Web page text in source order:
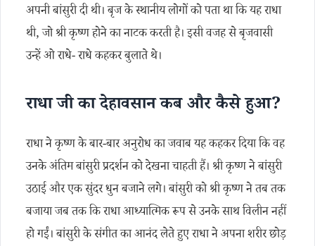
अपनी बांसुरी दी थी। बृज के स्थानीय लोगों को पता था कि यह राधा
थी, जो श्री कृष्ण होने का नाटक करती है। इसी वजह से बृजवासी
उन्हें ओ राधे- राधे कहकर बुलाते थे।
राधा जी का देहावसान कब और कैसे हुआ?
राधा ने कृष्ण के बार-बार अनुरोध का जवाब यह कहकर दिया कि वह
उनके अंतिम बांसुरी प्रदर्शन को देखना चाहती हैं। श्री कृष्ण ने बांसुरी
उठाई और एक सुंदर धुन बजाने लगे। बांसुरी को श्री कृष्ण ने तब तक
बजाया जब तक कि राधा आध्यात्मिक रूप से उनके साथ विलीन नहीं
हो गईं। बांसुरी के संगीत का आनंद लेते हुए राधा ने अपना शरीर छोड़